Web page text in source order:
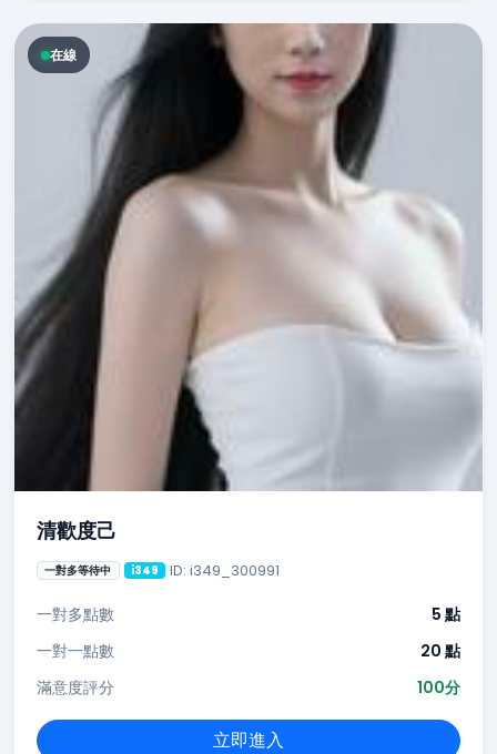
在線
清歡度己
一對多等待中 i349 ID: i349_300991
一對多點數
5 點
一對一點數
20 點
滿意度評分
100分
立即進入